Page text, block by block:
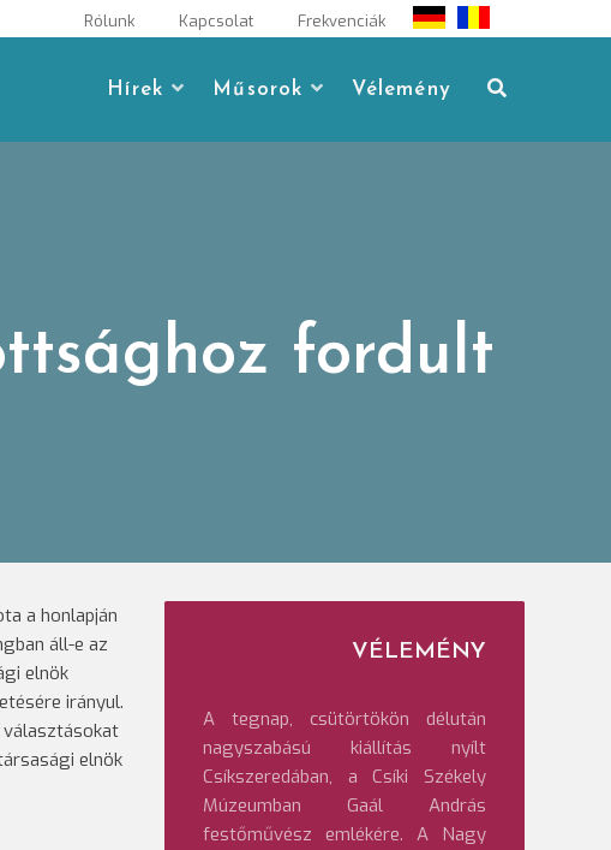
Rólunk Kapcsolat Frekvenciák
Hírek Műsorok Vélemény
fordult
a honlapján
áll-e az
elnök
irányul.
választásokat
elnök
VÉLEMÉNY
A tegnap, csütörtökön délután
nagyszabású kiállítás nyílt
Csíkszeredában, a Csíki Székely
Múzeumban Gaál András
festőművész emlékére. A Nagy